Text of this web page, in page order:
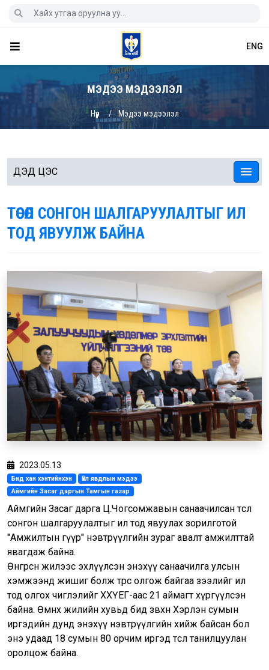
ENG
МЭДЭЭ МЭДЭЭЛЭЛ
Нүүр Мэдээ мэдээлэл
ДЭД ЦЭС
ТӨСӨЛ СОНГОН ШАЛГАРУУЛАЛТЫГ ИЛ
ТОД ЯВУУЛЖ БАЙНА
2023.05.13
Бид хан хэнтийнхэн
Үйл явдлын мэдээ
Аймгийн Засаг даргын Тамгын газар
Аймгийн Засаг дарга Ц.Чогсомжавын санаачилсан төсөл
сонгон шалгаруулалтыг ил тод явуулах зорилготой
"Амжилтын гүүр" нэвтрүүлгийн зураг авалт амжилттай
явагдаж байна.
Өнгөрсөн жилээс эхлүүлсэн энэхүү санаачилга улсын
хэмжээнд жишиг болж төрөөс олгож байгаа зээлийг ил
тод олгох чиглэлийг ХХҮЕГ-аас 21 аймагт хүргүүлсэн
байна. Өмнөх жилийн хувьд бид зөвхөн Хэрлэн сумын
иргэдийн дунд энэхүү нэвтрүүлгийн хийж байсан бол
энэ удаад 18 сумын 80 орчим иргэд төслөө танилцуулан
оролцож байна.